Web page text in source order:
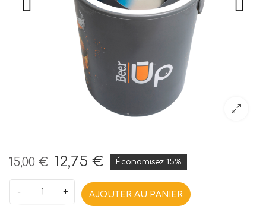
15,00 € 12,75 € Économisez 15%
- + AJOUTER AU PANIER